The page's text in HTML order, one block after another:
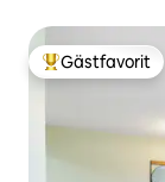
Populär
Gästfavorit